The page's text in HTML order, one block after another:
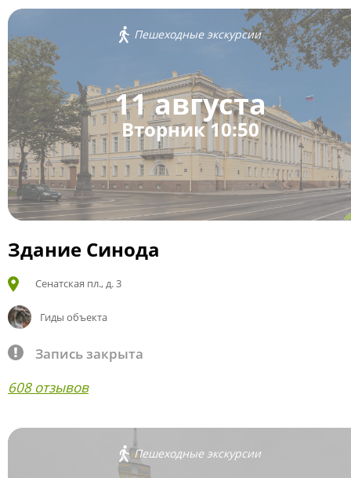
Пешеходные экскурсии
11 августа
Вторник 10:50
Здание Синода
Сенатская пл., д. 3
Гиды объекта
Запись закрыта
608 отзывов
Пешеходные экскурсии